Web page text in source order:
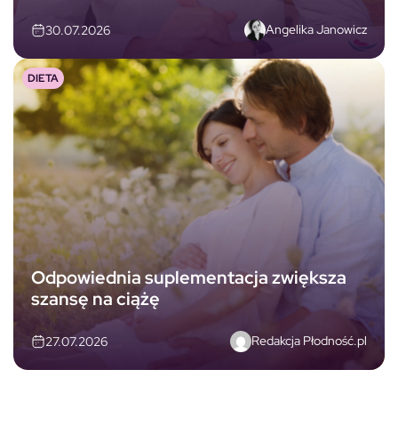
30.07.2026 Angelika Janowicz
Odpowiednia suplementacja zwiększa
szansę na ciążę
27.07.2026 Redakcja Płodność.pl
DIETA